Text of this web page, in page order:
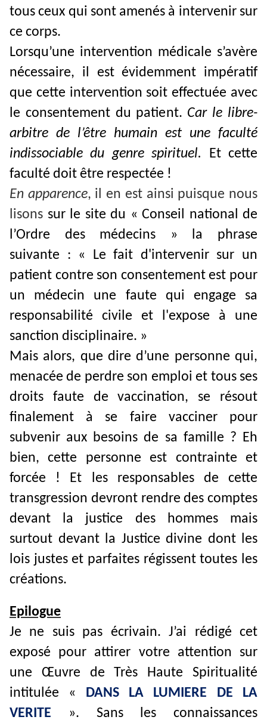
tous ceux qui sont amenés à intervenir sur
ce corps.
Lorsqu’une intervention médicale s’avère
nécessaire, il est évidemment impératif
que cette intervention soit effectuée avec
le consentement du patient. Car le libre-
arbitre de l’être humain est une faculté
indissociable du genre spirituel. Et cette
faculté doit être respectée !
En apparence, il en est ainsi puisque nous
lisons sur le site du « Conseil national de
l’Ordre des médecins » la phrase
suivante : « Le fait d'intervenir sur un
patient contre son consentement est pour
un médecin une faute qui engage sa
responsabilité civile et l'expose à une
sanction disciplinaire. »
Mais alors, que dire d’une personne qui,
menacée de perdre son emploi et tous ses
droits faute de vaccination, se résout
finalement à se faire vacciner pour
subvenir aux besoins de sa famille ? Eh
bien, cette personne est contrainte et
forcée ! Et les responsables de cette
transgression devront rendre des comptes
devant la justice des hommes mais
surtout devant la Justice divine dont les
lois justes et parfaites régissent toutes les
créations.
Epilogue
Je ne suis pas écrivain. J’ai rédigé cet
exposé pour attirer votre attention sur
une Œuvre de Très Haute Spiritualité
intitulée « DANS LA LUMIERE DE LA
VERITE ». Sans les connaissances